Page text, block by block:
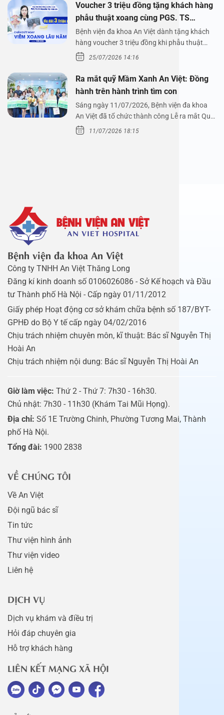
Voucher 3 triệu đồng tặng khách hàng
phẫu thuật xoang cùng PGS. TS
Nguyễn Thị Hoài An
Bệnh viện đa khoa An Việt dành tặng khách
hàng voucher 3 triệu đồng khi phẫu thuật
xoang cùng PGS.…
25/07/2026 14:16
Ra mắt quỹ Mầm Xanh An Việt: Đồng
hành trên hành trình tìm con
Sáng ngày 11/07/2026, Bệnh viện đa khoa
An Việt đã tổ chức thành công Lễ ra mắt Quỹ
Mầm Xanh…
11/07/2026 18:15
Bệnh viện đa khoa An Việt
Công ty TNHH An Việt Thăng Long
Đăng kí kinh doanh số 0106026086 - Sở Kế hoạch và Đầu
tư Thành phố Hà Nội - Cấp ngày 01/11/2012
Giấy phép Hoạt động cơ sở khám chữa bệnh số 187/BYT-
GPHĐ do Bộ Y tế cấp ngày 04/02/2016
Chịu trách nhiệm chuyên môn, kĩ thuật: Bác sĩ Nguyễn Thị
Hoài An
Chịu trách nhiệm nội dung: Bác sĩ Nguyễn Thị Hoài An
Giờ làm việc: Thứ 2 - Thứ 7: 7h30 - 16h30.
Chủ nhật: 7h30 - 11h30 (Khám Tai Mũi Họng).
Địa chỉ: Số 1E Trường Chinh, Phường Tương Mai, Thành
phố Hà Nội.
Tổng đài: 1900 2838
VỀ CHÚNG TÔI
Về An Việt
Đội ngũ bác sĩ
Tin tức
Thư viện hình ảnh
Thư viện video
Liên hệ
DỊCH VỤ
Dịch vụ khám và điều trị
Hỏi đáp chuyên gia
Hỗ trợ khách hàng
LIÊN KẾT MẠNG XÃ HỘI